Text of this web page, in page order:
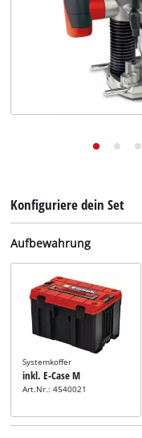
English
Konfiguriere dein Set
Aufbewahrung
Systemkoffer
inkl. E-Case M
Art.Nr.: 4540021